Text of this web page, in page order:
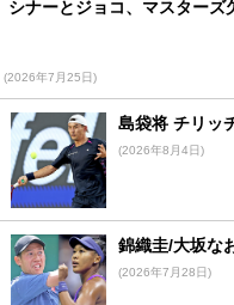
シナーとジョコ、マスターズ
(2026年7月25日)
島袋将 チリッ
(2026年8月4日)
錦織圭/大坂な
(2026年7月28日)